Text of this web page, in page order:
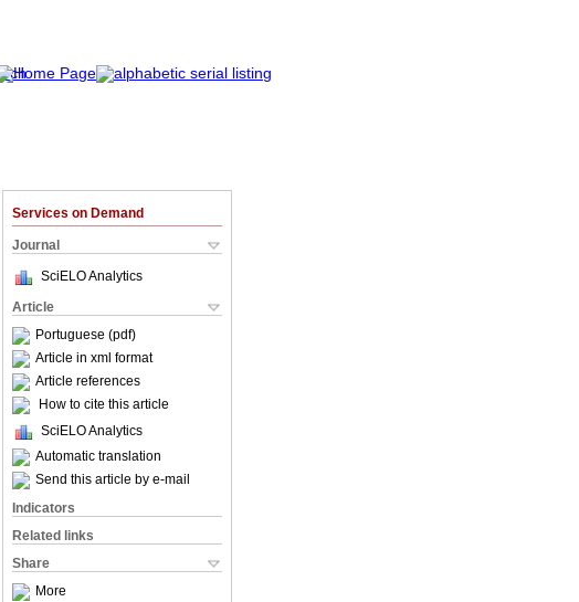
Services on Demand
Journal
SciELO Analytics
Article
Portuguese (pdf)
Article in xml format
Article references
How to cite this article
SciELO Analytics
Automatic translation
Send this article by e-mail
Indicators
Related links
Share
More